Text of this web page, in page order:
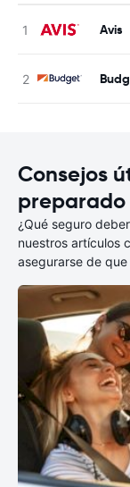
Avis
Consejos
preparado
¿Qué seguro
nuestros artículos
asegurarse de